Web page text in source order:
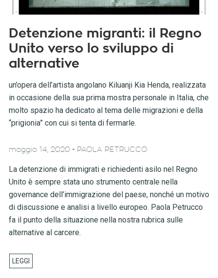
Detenzione migranti: il Regno
Unito verso lo sviluppo di
alternative
un’opera dell’artista angolano Kiluanji Kia Henda, realizzata
in occasione della sua prima mostra personale in Italia, che
molto spazio ha dedicato al tema delle migrazioni e della
“prigionia” con cui si tenta di fermarle.
maggio 14, 2020- PAOLA PETRUCCO
La detenzione di immigrati e richiedenti asilo nel Regno
Unito è sempre stata uno strumento centrale nella
governance dell’immigrazione del paese, nonché un motivo
di discussione e analisi a livello europeo. Paola Petrucco
fa il punto della situazione nella nostra rubrica sulle
alternative al carcere.